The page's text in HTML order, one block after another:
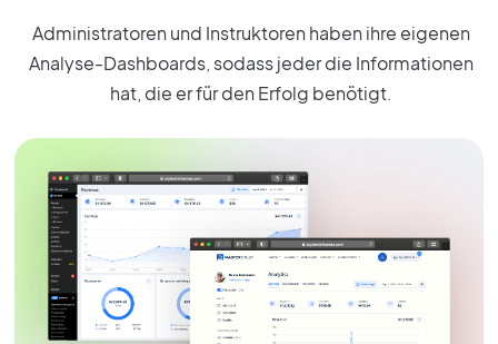
Administratoren und Instruktoren haben ihre eigenen
Analyse-Dashboards, sodass jeder die Informationen
hat, die er für den Erfolg benötigt.